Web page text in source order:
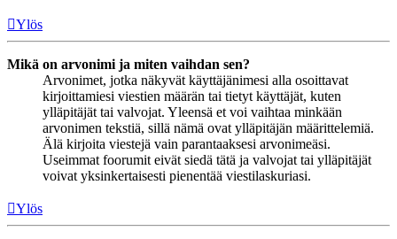
Ylös
Mikä on arvonimi ja miten vaihdan sen?
Arvonimet, jotka näkyvät käyttäjänimesi alla osoittavat
kirjoittamiesi viestien määrän tai tietyt käyttäjät, kuten
ylläpitäjät tai valvojat. Yleensä et voi vaihtaa minkään
arvonimen tekstiä, sillä nämä ovat ylläpitäjän määrittelemiä.
Älä kirjoita viestejä vain parantaaksesi arvonimeäsi.
Useimmat foorumit eivät siedä tätä ja valvojat tai ylläpitäjät
voivat yksinkertaisesti pienentää viestilaskuriasi.
Ylös